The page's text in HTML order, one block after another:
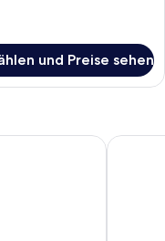
und Preise sehen
Hotel